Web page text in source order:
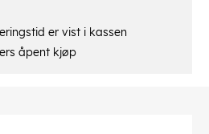
er vist i kassen
åpent kjøp